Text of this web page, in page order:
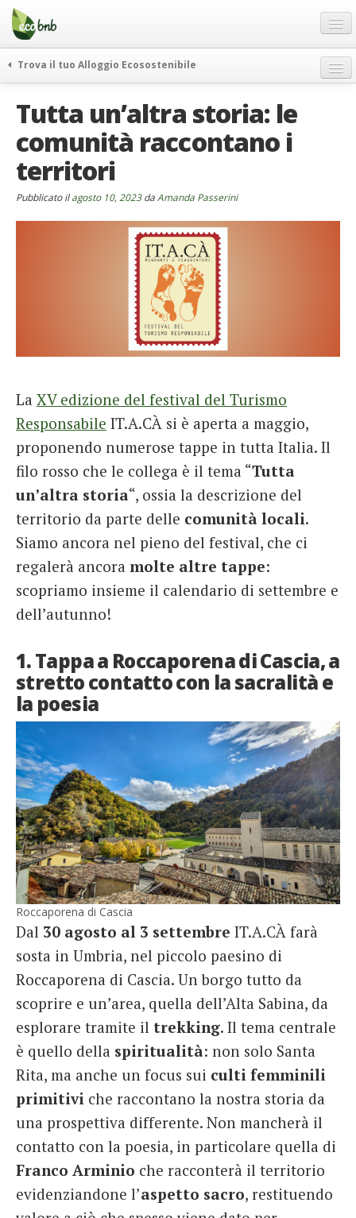
Menu
Salta
contenuto
Offerte Speciali
Regali
FAQ
Chi Siamo
Partner
Contatti
Italiano
Trova il tuo Alloggio Ecosostenibile
itinerari
curiosità
vivere e viaggiare verde
Tutta un’altra storia: le
comunità raccontano i
territori
Pubblicato ilagosto 10, 2023da Amanda Passerini
La XV edizione del festival del Turismo
Responsabile IT.A.CÀ si è aperta a maggio,
proponendo numerose tappe in tutta Italia. Il
filo rosso che le collega è il tema “Tutta
un’altra storia“, ossia la descrizione del
territorio da parte delle comunità locali.
Siamo ancora nel pieno del festival, che ci
regalerà ancora molte altre tappe:
scopriamo insieme il calendario di settembre e
dell’autunno!
1. Tappa a Roccaporena di Cascia, a
stretto contatto con la sacralità e
la poesia
Roccaporena di Cascia
Dal 30 agosto al 3 settembre IT.A.CÀ farà
sosta in Umbria, nel piccolo paesino di
Roccaporena di Cascia. Un borgo tutto da
scoprire e un’area, quella dell’Alta Sabina, da
esplorare tramite il trekking. Il tema centrale
è quello della spiritualità: non solo Santa
Rita, ma anche un focus sui culti femminili
primitivi che raccontano la nostra storia da
una prospettiva differente. Non mancherà il
contatto con la poesia, in particolare quella di
Franco Arminio che racconterà il territorio
evidenziandone l’aspetto sacro, restituendo